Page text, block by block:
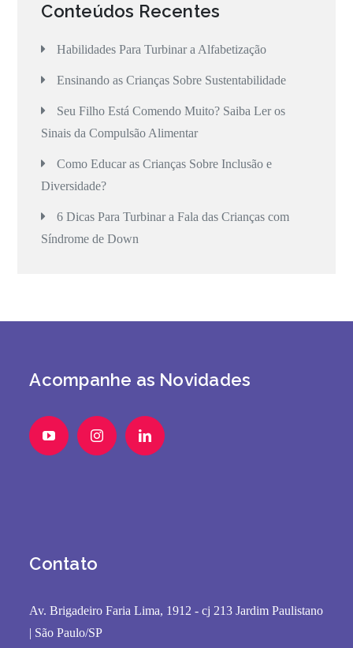
Conteúdos Recentes
Habilidades Para Turbinar a Alfabetização
Ensinando as Crianças Sobre Sustentabilidade
Seu Filho Está Comendo Muito? Saiba Ler os
Sinais da Compulsão Alimentar
Como Educar as Crianças Sobre Inclusão e
Diversidade?
6 Dicas Para Turbinar a Fala das Crianças com
Síndrome de Down
Acompanhe as Novidades
Contato
Av. Brigadeiro Faria Lima, 1912 - cj 213 Jardim Paulistano
| São Paulo/SP